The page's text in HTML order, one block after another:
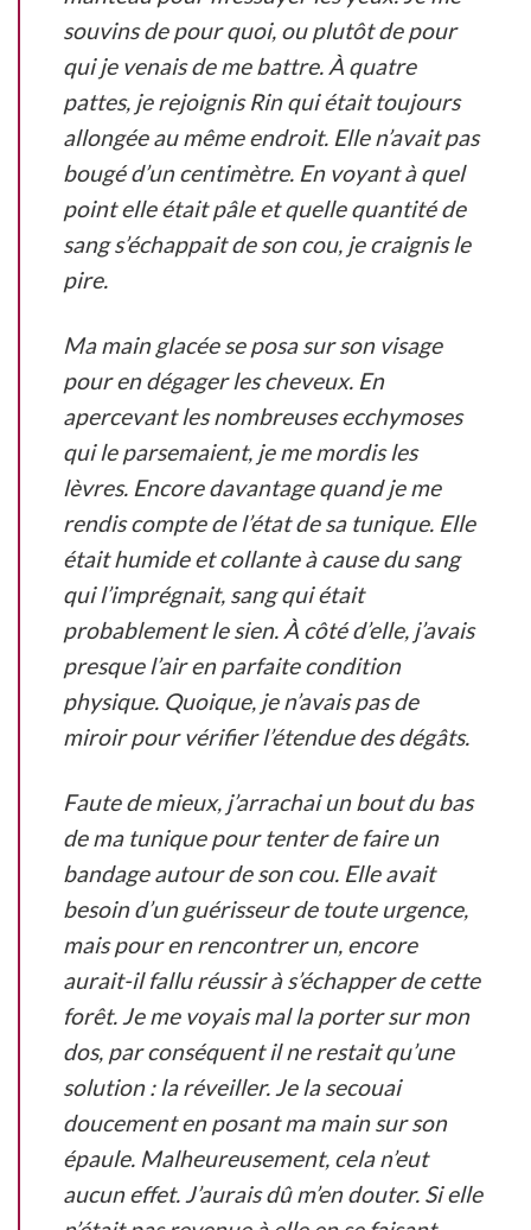
souvins de pour quoi, ou plutôt de pour
qui je venais de me battre. À quatre
pattes, je rejoignis Rin qui était toujours
allongée au même endroit. Elle n’avait pas
bougé d’un centimètre. En voyant à quel
point elle était pâle et quelle quantité de
sang s’échappait de son cou, je craignis le
pire.
Ma main glacée se posa sur son visage
pour en dégager les cheveux. En
apercevant les nombreuses ecchymoses
qui le parsemaient, je me mordis les
lèvres. Encore davantage quand je me
rendis compte de l’état de sa tunique. Elle
était humide et collante à cause du sang
qui l’imprégnait, sang qui était
probablement le sien. À côté d’elle, j’avais
presque l’air en parfaite condition
physique. Quoique, je n’avais pas de
miroir pour vérifier l’étendue des dégâts.
Faute de mieux, j’arrachai un bout du bas
de ma tunique pour tenter de faire un
bandage autour de son cou. Elle avait
besoin d’un guérisseur de toute urgence,
mais pour en rencontrer un, encore
aurait-il fallu réussir à s’échapper de cette
forêt. Je me voyais mal la porter sur mon
dos, par conséquent il ne restait qu’une
solution : la réveiller. Je la secouai
doucement en posant ma main sur son
épaule. Malheureusement, cela n’eut
aucun effet. J’aurais dû m’en douter. Si elle